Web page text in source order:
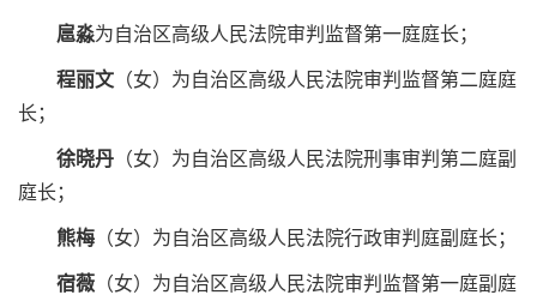
扈淼为自治区高级人民法院审判监督第一庭庭长；
程丽文 （女）为自治区高级人民法院审判监督第二庭庭
长；
徐晓丹 （女）为自治区高级人民法院刑事审判第二庭副
庭长；
熊梅 （女）为自治区高级人民法院行政审判庭副庭长；
宿薇 （女）为自治区高级人民法院审判监督第一庭副庭